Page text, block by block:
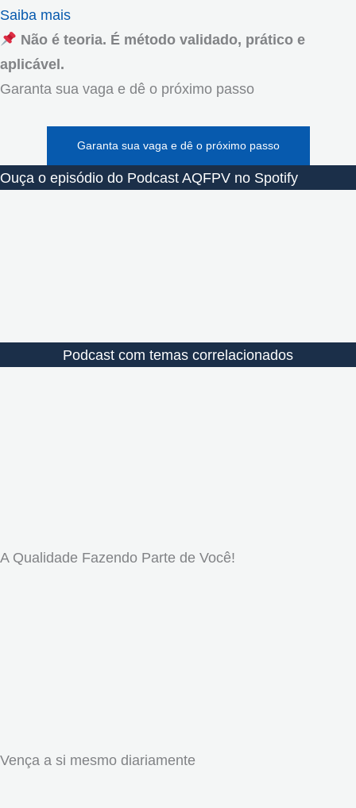
Saiba mais
Não é teoria. É método validado, prático e
aplicável.
Garanta sua vaga e dê o próximo passo
Garanta sua vaga e dê o próximo passo
Ouça o episódio do Podcast AQFPV no Spotify
Podcast com temas correlacionados
A Qualidade Fazendo Parte de Você!
Vença a si mesmo diariamente